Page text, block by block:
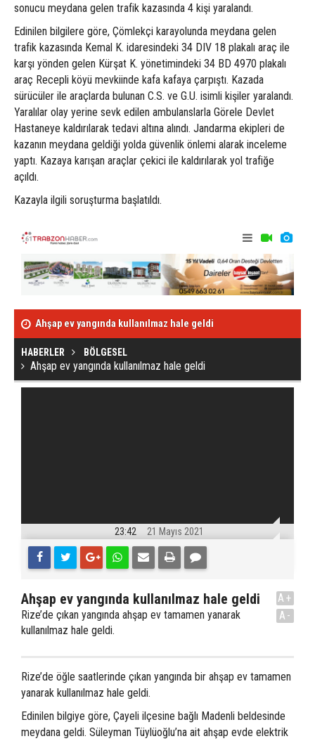
sonucu meydana gelen trafik kazasında 4 kişi yaralandı.
Edinilen bilgilere göre, Çömlekçi karayolunda meydana gelen
trafik kazasında Kemal K. idaresindeki 34 DIV 18 plakalı araç ile
karşı yönden gelen Kürşat K. yönetimindeki 34 BD 4970 plakalı
araç Recepli köyü mevkiinde kafa kafaya çarpıştı. Kazada
sürücüler ile araçlarda bulunan C.S. ve G.U. isimli kişiler yaralandı.
Yaralılar olay yerine sevk edilen ambulanslarla Görele Devlet
Hastaneye kaldırılarak tedavi altına alındı. Jandarma ekipleri de
kazanın meydana geldiği yolda güvenlik önlemi alarak inceleme
yaptı. Kazaya karışan araçlar çekici ile kaldırılarak yol trafiğe
açıldı.
Kazayla ilgili soruşturma başlatıldı.
Ahşap ev yangında kullanılmaz hale geldi
HABERLER BÖLGESEL
Ahşap ev yangında kullanılmaz hale geldi
23:42 21 Mayıs 2021
Ahşap ev yangında kullanılmaz hale geldi
Rize’de çıkan yangında ahşap ev tamamen yanarak
kullanılmaz hale geldi.
A+
A-
Rize’de öğle saatlerinde çıkan yangında bir ahşap ev tamamen
yanarak kullanılmaz hale geldi.
Edinilen bilgiye göre, Çayeli ilçesine bağlı Madenli beldesinde
meydana geldi. Süleyman Tüylüoğlu’na ait ahşap evde elektrik